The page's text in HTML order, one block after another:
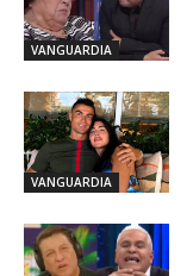
VANGUARDIA
VANGUARDIA